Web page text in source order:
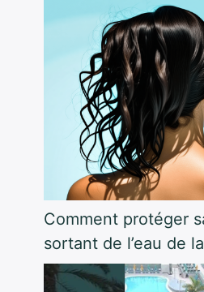
Comment protéger
sortant de l’eau de